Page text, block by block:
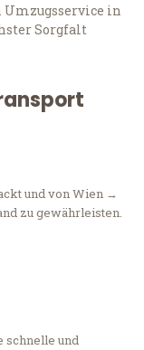
Umzugsservice in
Sorgfalt
und von Wien →
zu gewährleisten.
schnelle und